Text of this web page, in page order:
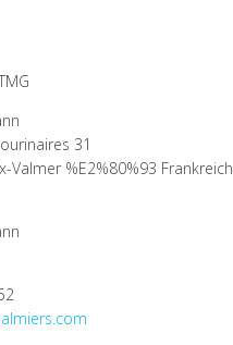
31
Valmer %E2%80%93 Frankreich